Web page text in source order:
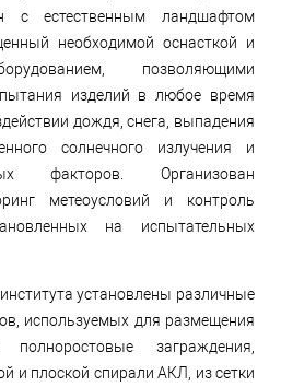
с естественным ландшафтом
необходимой оснасткой и
позволяющими
изделий в любое время
дождя, снега, выпадения
солнечного излучения и
факторов. Организован
метеоусловий и контроль
на испытательных
установлены различные
используемых для размещения
заграждения,
и плоской спирали АКЛ, из сетки